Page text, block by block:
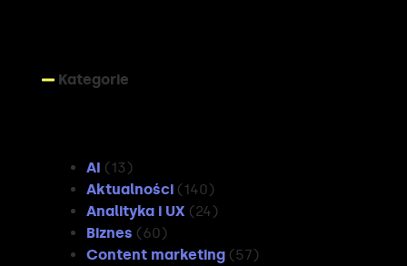
Kategorie
AI (13)
Aktualności (140)
Analityka i UX (24)
Biznes (60)
Content marketing (57)